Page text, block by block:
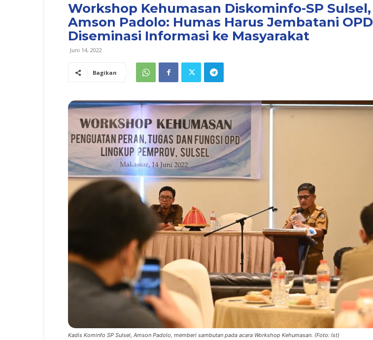
Workshop Kehumasan Diskominfo-SP Sulsel,
Amson Padolo: Humas Harus Jembatani OPD
Diseminasi Informasi ke Masyarakat
Juni 14, 2022
Bagikan
Kadis Kominfo SP Sulsel, Amson Padolo, memberi sambutan pada acara Workshop Kehumasan. (Foto: Ist)